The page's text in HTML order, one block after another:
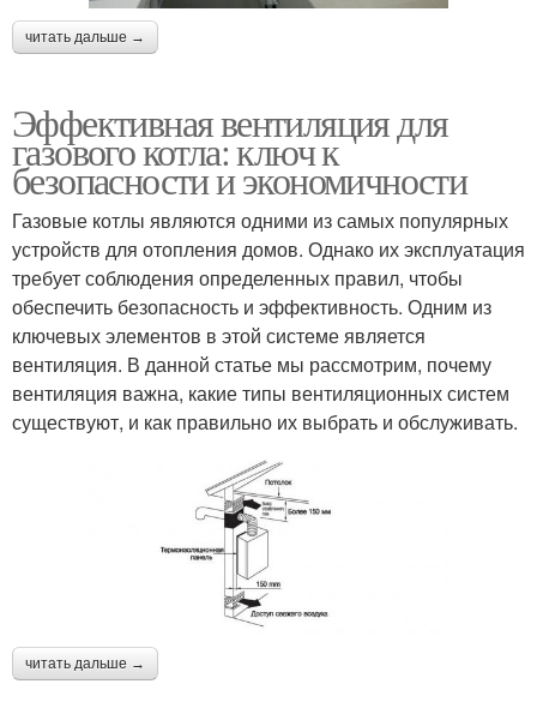
читать дальше →
Эффективная вентиляция для
газового котла: ключ к
безопасности и экономичности
Газовые котлы являются одними из самых популярных
устройств для отопления домов. Однако их эксплуатация
требует соблюдения определенных правил, чтобы
обеспечить безопасность и эффективность. Одним из
ключевых элементов в этой системе является
вентиляция. В данной статье мы рассмотрим, почему
вентиляция важна, какие типы вентиляционных систем
существуют, и как правильно их выбрать и обслуживать.
читать дальше →